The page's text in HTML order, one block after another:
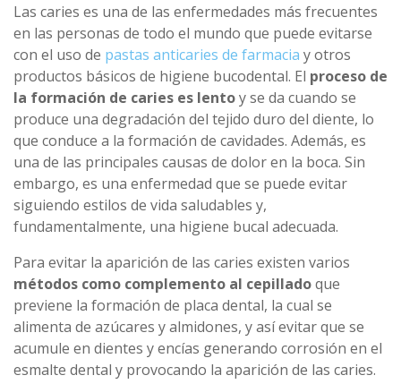
Las caries es una de las enfermedades más frecuentes
en las personas de todo el mundo que puede evitarse
con el uso de pastas anticaries de farmacia y otros
productos básicos de higiene bucodental. El proceso de
la formación de caries es lentoy se da cuando se
produce una degradación del tejido duro del diente, lo
que conduce a la formación de cavidades. Además, es
una de las principales causas de dolor en la boca. Sin
embargo, es una enfermedad que se puede evitar
siguiendo estilos de vida saludables y,
fundamentalmente, una higiene bucal adecuada.
Para evitar la aparición de las caries existen varios
métodos como complemento al cepilladoque
previene la formación de placa dental, la cual se
alimenta de azúcares y almidones, y así evitar que se
acumule en dientes y encías generando corrosión en el
esmalte dental y provocando la aparición de las caries.